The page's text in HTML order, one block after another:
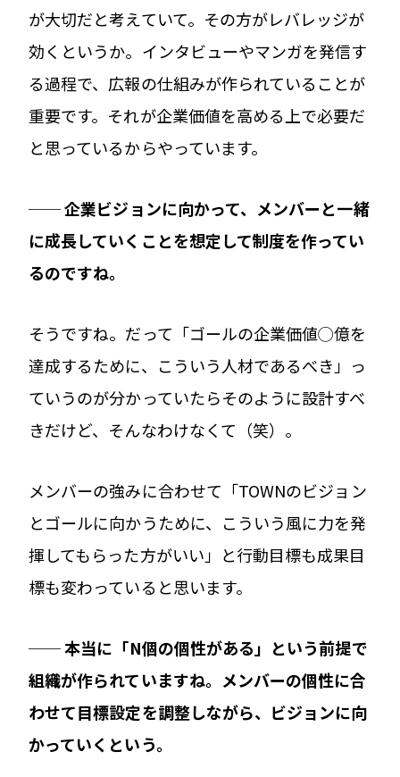
が大切だと考えていて。その方がレバレッジが
効くというか。インタビューやマンガを発信す
る過程で、広報の仕組みが作られていることが
重要です。それが企業価値を高める上で必要だ
と思っているからやっています。
── 企業ビジョンに向かって、メンバーと一緒
に成長していくことを想定して制度を作ってい
るのですね。
そうですね。だって「ゴールの企業価値◯億を
達成するために、こういう人材であるべき」っ
ていうのが分かっていたらそのように設計すべ
きだけど、そんなわけなくて（笑）。
メンバーの強みに合わせて「TOWNのビジョン
とゴールに向かうために、こういう風に力を発
揮してもらった方がいい」と行動目標も成果目
標も変わっていると思います。
── 本当に「N個の個性がある」という前提で
組織が作られていますね。メンバーの個性に合
わせて目標設定を調整しながら、ビジョンに向
かっていくという。